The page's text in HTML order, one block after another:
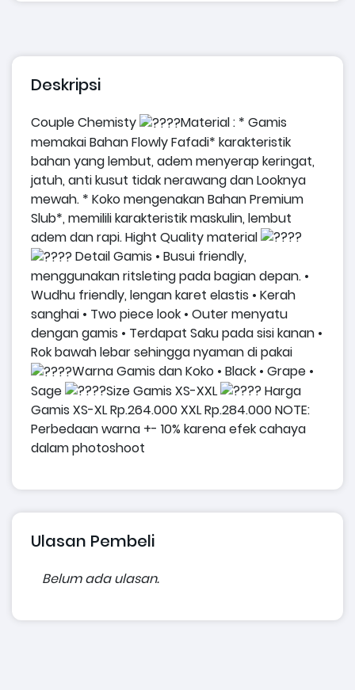
Deskripsi
Couple Chemisty Material : * Gamis
memakai Bahan Flowly Fafadi* karakteristik
bahan yang lembut, adem menyerap keringat,
jatuh, anti kusut tidak nerawang dan Looknya
mewah. * Koko mengenakan Bahan Premium
Slub*, memilili karakteristik maskulin, lembut
adem dan rapi. Hight Quality material
Detail Gamis • Busui friendly,
menggunakan ritsleting pada bagian depan. •
Wudhu friendly, lengan karet elastis • Kerah
sanghai • Two piece look • Outer menyatu
dengan gamis • Terdapat Saku pada sisi kanan •
Rok bawah lebar sehingga nyaman di pakai
Warna Gamis dan Koko • Black • Grape •
Sage
SizeGamis XS-XXL
Harga
Gamis XS-XL Rp.264.000XXL Rp.284.000NOTE:
Perbedaan warna +- 10% karena efek cahaya
dalam photoshoot
Ulasan Pembeli
Belum ada ulasan.